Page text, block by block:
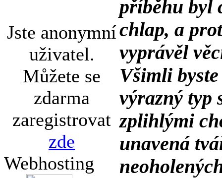
Jste anonymní
uživatel.
Můžete se
zdarma
zaregistrovat
zde
Webhosting
příběhu byl
chlap, a
vyprávěl
Všimli
výrazný typ
zplihlými
unavená